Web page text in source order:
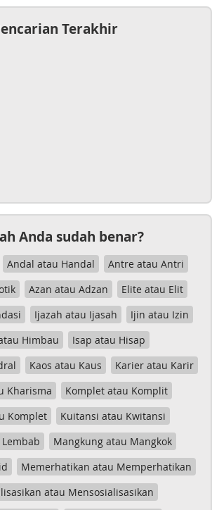
Terakhir
Anda sudah benar?
Andal atau Handal
Antre atau Antri
Azan atau Adzan
Elite atau Elit
Ijazah atau Ijasah
Ijin atau Izin
Himbau
Isap atau Hisap
Kaos atau Kaus
Karier atau Karir
Kharisma
Komplet atau Komplit
Komplet
Kuitansi atau Kwitansi
Mangkung atau Mangkok
Memerhatikan atau Memperhatikan
atau Mensosialisasikan